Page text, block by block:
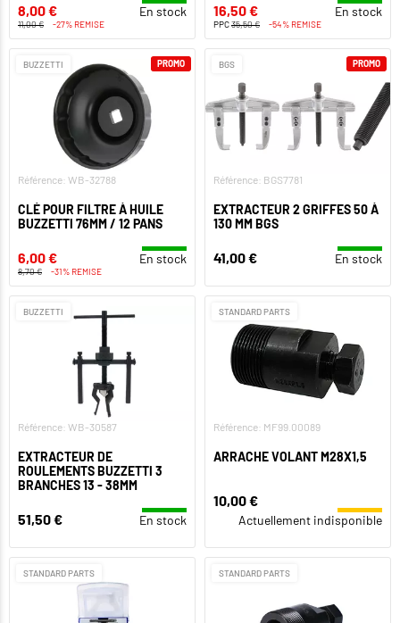
8,00 € En stock
11,00 € -27% REMISE
16,50 € En stock
PPC35,50 € -54% REMISE
BUZZETTI
Référence: WB-32788
CLÉ POUR FILTRE À HUILE
BUZZETTI 76MM / 12 PANS
6,00 € En stock
8,70 € -31% REMISE
PROMO BGS
Référence: BGS7781
EXTRACTEUR 2 GRIFFES 50 À
130 MM BGS
41,00 € En stock
PROMO
BUZZETTI
Référence: WB-30587
EXTRACTEUR DE
ROULEMENTS BUZZETTI 3
BRANCHES 13 - 38MM
51,50 € En stock
STANDARD PARTS
Référence: MF99.00089
ARRACHE VOLANT M28X1,5
10,00 €
Actuellement indisponible
STANDARD PARTS STANDARD PARTS